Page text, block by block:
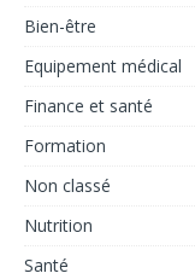
Bien-être
Equipement médical
Finance et santé
Formation
Non classé
Nutrition
Santé